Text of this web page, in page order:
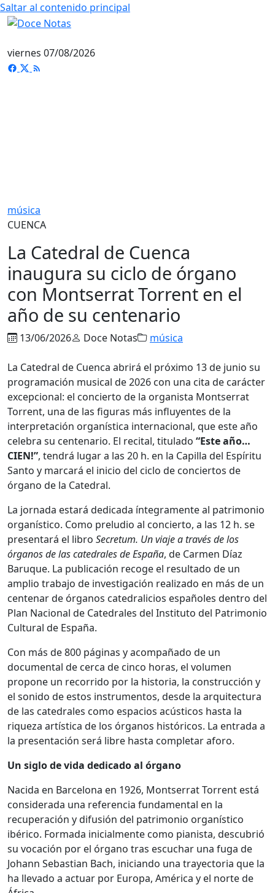
Saltar al contenido principal
viernes 07/08/2026
música
CUENCA
La Catedral de Cuenca
inaugura su ciclo de órgano
con Montserrat Torrent en el
año de su centenario
13/06/2026 Doce Notas música
La Catedral de Cuenca abrirá el próximo 13 de junio su
programación musical de 2026 con una cita de carácter
excepcional: el concierto de la organista Montserrat
Torrent, una de las figuras más influyentes de la
interpretación organística internacional, que este año
celebra su centenario. El recital, titulado “Este año…
CIEN!”, tendrá lugar a las 20 h. en la Capilla del Espíritu
Santo y marcará el inicio del ciclo de conciertos de
órgano de la Catedral.
La jornada estará dedicada íntegramente al patrimonio
organístico. Como preludio al concierto, a las 12 h. se
presentará el libro Secretum. Un viaje a través de los
órganos de las catedrales de España, de Carmen Díaz
Baruque. La publicación recoge el resultado de un
amplio trabajo de investigación realizado en más de un
centenar de órganos catedralicios españoles dentro del
Plan Nacional de Catedrales del Instituto del Patrimonio
Cultural de España.
Con más de 800 páginas y acompañado de un
documental de cerca de cinco horas, el volumen
propone un recorrido por la historia, la construcción y
el sonido de estos instrumentos, desde la arquitectura
de las catedrales como espacios acústicos hasta la
riqueza artística de los órganos históricos. La entrada a
la presentación será libre hasta completar aforo.
Un siglo de vida dedicado al órgano
Nacida en Barcelona en 1926, Montserrat Torrent está
considerada una referencia fundamental en la
recuperación y difusión del patrimonio organístico
ibérico. Formada inicialmente como pianista, descubrió
su vocación por el órgano tras escuchar una fuga de
Johann Sebastian Bach, iniciando una trayectoria que la
ha llevado a actuar por Europa, América y el norte de